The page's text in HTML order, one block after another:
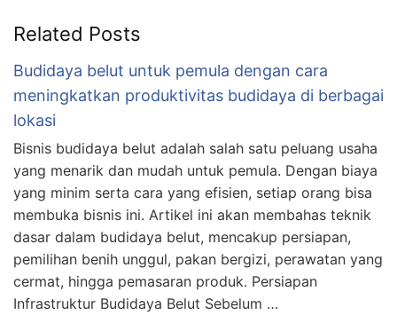
Related Posts
Budidaya belut untuk pemula dengan cara
meningkatkan produktivitas budidaya di berbagai
lokasi
Bisnis budidaya belut adalah salah satu peluang usaha
yang menarik dan mudah untuk pemula. Dengan biaya
yang minim serta cara yang efisien, setiap orang bisa
membuka bisnis ini. Artikel ini akan membahas teknik
dasar dalam budidaya belut, mencakup persiapan,
pemilihan benih unggul, pakan bergizi, perawatan yang
cermat, hingga pemasaran produk. Persiapan
Infrastruktur Budidaya Belut Sebelum …